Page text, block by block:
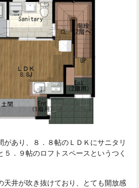
があり、８．８帖のＬＤＫにサニタリ
．９帖のロフトスペースというつく
天井が吹き抜けており、とても開放感